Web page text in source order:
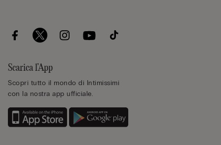
Scarica l’App
Scopri tutto il mondo di Intimissimi
con la nostra app ufficiale.